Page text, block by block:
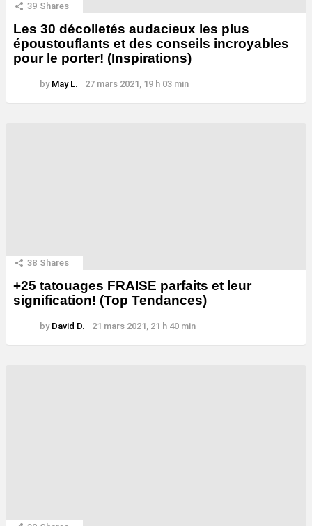
39 Shares
Les 30 décolletés audacieux les plus
époustouflants et des conseils incroyables
pour le porter! (Inspirations)
by May L. 27 mars 2021, 19 h 03 min
38 Shares
+25 tatouages ​​FRAISE parfaits et leur
signification! (Top Tendances)
by David D. 21 mars 2021, 21 h 40 min